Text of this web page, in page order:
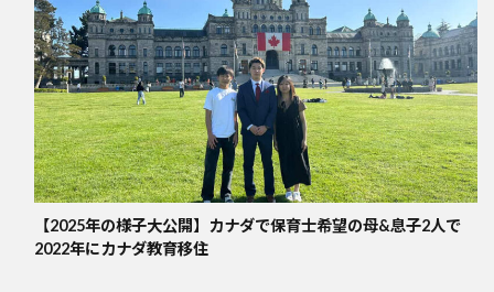
【2025年の様子大公開】カナダで保育士希望の母&息子2人で
2022年にカナダ教育移住